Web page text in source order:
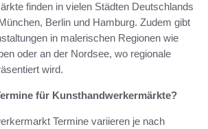
finden in vielen Städten Deutschlands
Berlin und Hamburg. Zudem gibt
in malerischen Regionen wie
oder an der Nordsee, wo regionale
wird.
für Kunsthandwerkermärkte?
Termine variieren je nach